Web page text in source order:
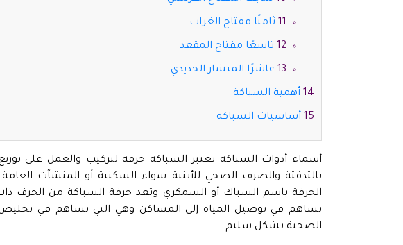
ثامنًا مفتاح الغراب
تاسعًا مفتاح المقعد
عاشرًا المنشار الحديدي
أهمية السباكة
أساسيات السباكة
أسماء أدوات السباكة تعتبر السباكة حرفة لتركيب والعمل على توزيع
بالتدفئة والصرف الصحي للأبنية سواء السكنية أو المنشآت
الحرفة باسم السباك أو السمكري وتعد حرفة السباكة من الحرف
تساهم في توصيل المياه إلى المساكن وهي التي تساهم في
الصحية بشكل سليم